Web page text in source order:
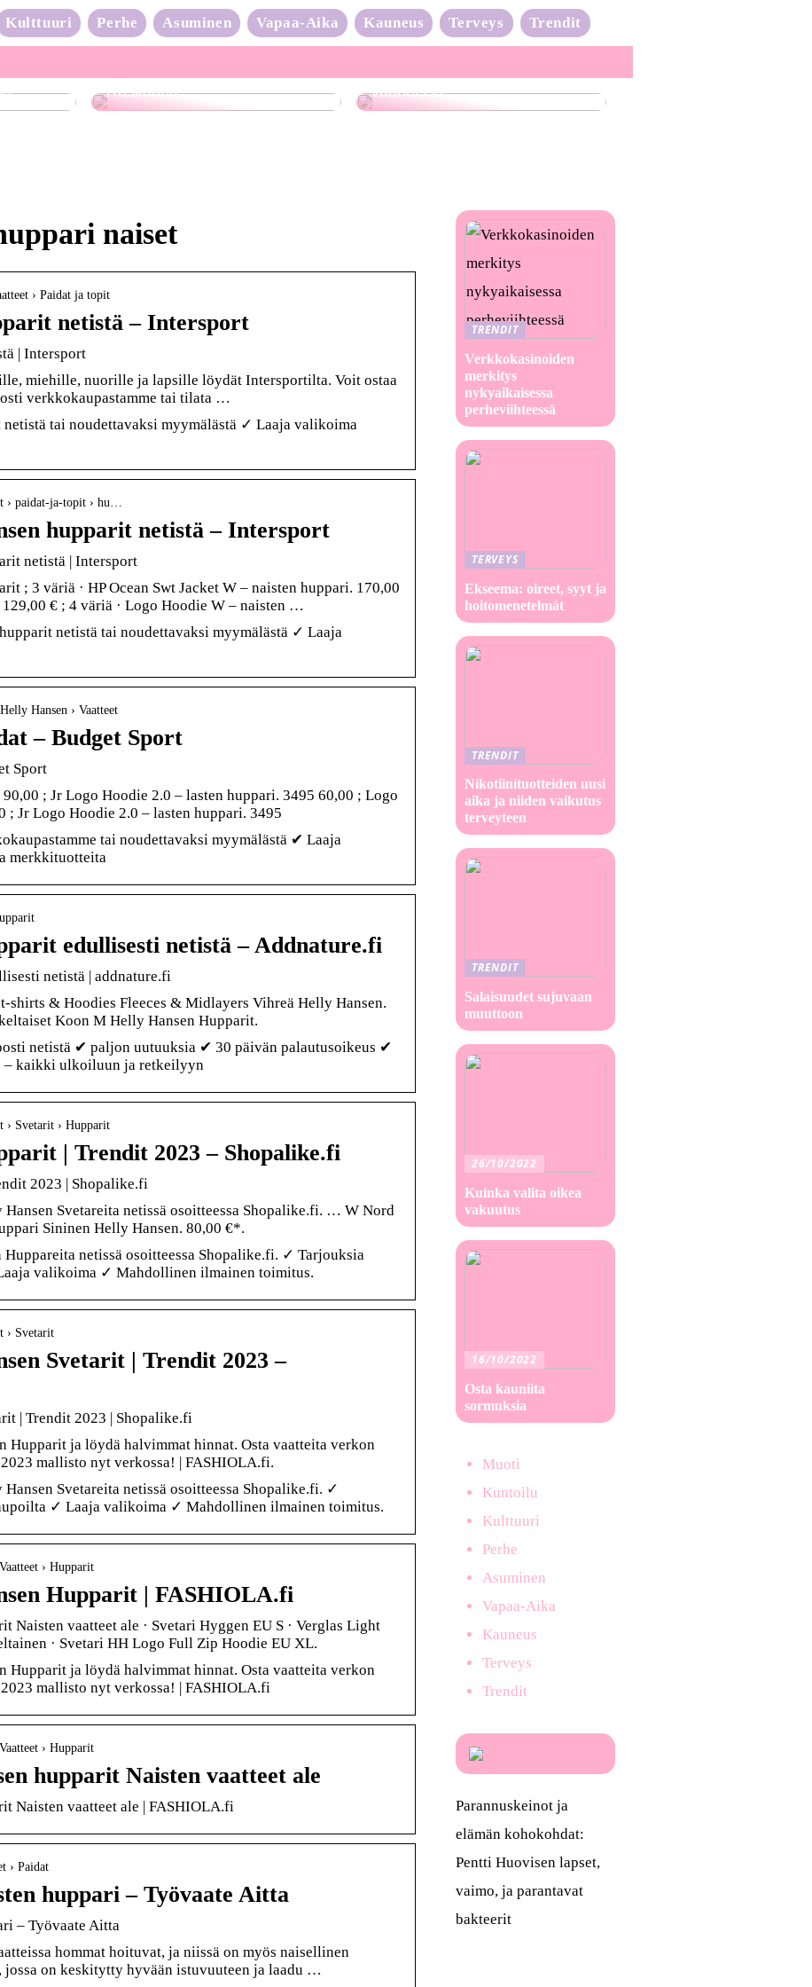
Kulttuuri Perhe Asuminen Vapaa-Aika Kauneus Terveys Trendit
Raskaana?
Neulonta-aalto on täydessä
vauhdissa
naiset
› Paidat ja topit
netistä – Intersport
| Intersport
miehille, nuorille ja lapsille löydät Intersportilta. Voit ostaa
verkkokaupastamme tai tilata …
tai noudettavaksi myymälästä ✓ Laaja valikoima
› paidat-ja-topit › hu…
hupparit netistä – Intersport
netistä | Intersport
; 3 väriä · HP Ocean Swt Jacket W – naisten huppari. 170,00
€ ; 4 väriä · Logo Hoodie W – naisten …
netistä tai noudettavaksi myymälästä ✓ Laaja
Hansen › Vaatteet
– Budget Sport
Sport
; Jr Logo Hoodie 2.0 – lasten huppari. 3495 60,00 ; Logo
; Jr Logo Hoodie 2.0 – lasten huppari. 3495
tai noudettavaksi myymälästä ✔ Laaja
merkkituotteita
edullisesti netistä – Addnature.fi
netistä | addnature.fi
shirts & Hoodies Fleeces & Midlayers Vihreä Helly Hansen.
Koon M Helly Hansen Hupparit.
netistä ✔ paljon uutuuksia ✔ 30 päivän palautusoikeus ✔
– kaikki ulkoiluun ja retkeilyyn
› Svetarit › Hupparit
| Trendit 2023 – Shopalike.fi
2023 | Shopalike.fi
Svetareita netissä osoitteessa Shopalike.fi. … W Nord
Sininen Helly Hansen. 80,00 €*.
netissä osoitteessa Shopalike.fi. ✓ Tarjouksia
valikoima ✓ Mahdollinen ilmainen toimitus.
› Svetarit
Svetarit | Trendit 2023 –
| Trendit 2023 | Shopalike.fi
Hupparit ja löydä halvimmat hinnat. Osta vaatteita verkon
mallisto nyt verkossa! | FASHIOLA.fi.
Svetareita netissä osoitteessa Shopalike.fi. ✓
✓ Laaja valikoima ✓ Mahdollinen ilmainen toimitus.
› Hupparit
Hupparit | FASHIOLA.fi
Naisten vaatteet ale · Svetari Hyggen EU S · Verglas Light
· Svetari HH Logo Full Zip Hoodie EU XL.
Hupparit ja löydä halvimmat hinnat. Osta vaatteita verkon
mallisto nyt verkossa! | FASHIOLA.fi
› Hupparit
hupparit Naisten vaatteet ale
Naisten vaatteet ale | FASHIOLA.fi
› Paidat
huppari – Työvaate Aitta
– Työvaate Aitta
hommat hoituvat, ja niissä on myös naisellinen
on keskitytty hyvään istuvuuteen ja laadu …
TRENDIT
Verkkokasinoiden
merkitys
nykyaikaisessa
perheviihteessä
TERVEYS
Ekseema: oireet, syyt ja
hoitomenetelmät
TRENDIT
Nikotiinituotteiden uusi
aika ja niiden vaikutus
terveyteen
TRENDIT
Salaisuudet sujuvaan
muuttoon
26/10/2022
Kuinka valita oikea
vakuutus
16/10/2022
Osta kauniita
sormuksia
Muoti
Kuntoilu
Kulttuuri
Perhe
Asuminen
Vapaa-Aika
Kauneus
Terveys
Trendit
Parannuskeinot ja
elämän kohokohdat:
Pentti Huovisen lapset,
vaimo, ja parantavat
bakteerit